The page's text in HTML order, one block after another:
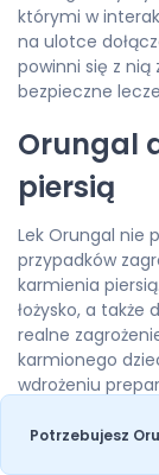
którymi w
na ulotce
powinni się z
bezpieczne
Orungal
piersią
Lek Orungal nie
przypadków
karmienia
łożysko, a także
realne
karmionego
wdrożeniu
Orungal
Potrzebujesz